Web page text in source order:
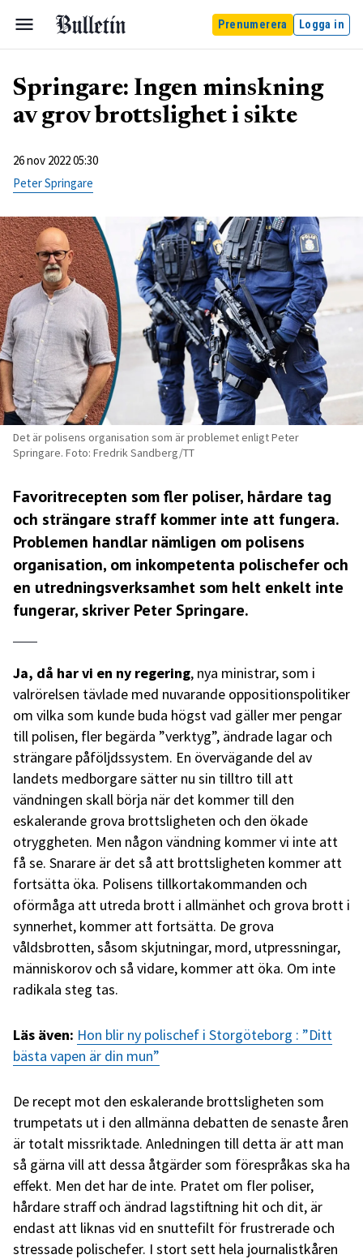
Prenumerera Logga in
Springare: Ingen minskning
av grov brottslighet i sikte
26 nov 2022 05:30
Peter Springare
Det är polisens organisation som är problemet enligt Peter
Springare. Foto: Fredrik Sandberg/TT
Favoritrecepten som fler poliser, hårdare tag
och strängare straff kommer inte att fungera.
Problemen handlar nämligen om polisens
organisation, om inkompetenta polischefer och
en utredningsverksamhet som helt enkelt inte
fungerar, skriver Peter Springare.
Ja, då har vi en ny regering, nya ministrar, som i
valrörelsen tävlade med nuvarande oppositionspolitiker
om vilka som kunde buda högst vad gäller mer pengar
till polisen, fler begärda ”verktyg”, ändrade lagar och
strängare påföljdssystem. En övervägande del av
landets medborgare sätter nu sin tilltro till att
vändningen skall börja när det kommer till den
eskalerande grova brottsligheten och den ökade
otryggheten. Men någon vändning kommer vi inte att
få se. Snarare är det så att brottsligheten kommer att
fortsätta öka. Polisens tillkortakommanden och
oförmåga att utreda brott i allmänhet och grova brott i
synnerhet, kommer att fortsätta. De grova
våldsbrotten, såsom skjutningar, mord, utpressningar,
människorov och så vidare, kommer att öka. Om inte
radikala steg tas.
Läs även: Hon blir ny polischef i Storgöteborg : ”Ditt
bästa vapen är din mun”
De recept mot den eskalerande brottsligheten som
trumpetats ut i den allmänna debatten de senaste åren
är totalt missriktade. Anledningen till detta är att man
så gärna vill att dessa åtgärder som förespråkas ska ha
effekt. Men det har de inte. Pratet om fler poliser,
hårdare straff och ändrad lagstiftning hit och dit, är
endast att liknas vid en snuttefilt för frustrerade och
stressade polischefer. I stort sett hela journalistkåren